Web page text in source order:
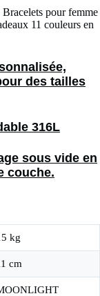
pour femme
11 couleurs en
des tailles
316L
sous vide en
couche.
kg
cm